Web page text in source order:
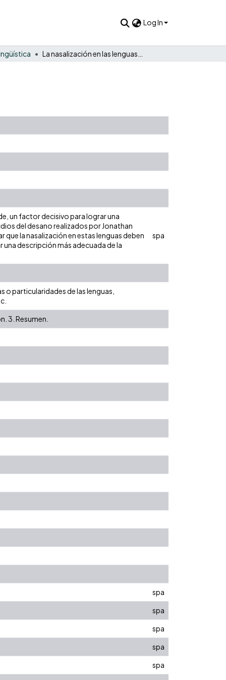
Log In
un factor decisivo para lograr una
del desano realizados por Jonathan
que la nasalización en estas lenguas deben
descripción más adecuada de la
spa
o particularidades de las lenguas,
3. Resumen.
spa
spa
spa
spa
spa